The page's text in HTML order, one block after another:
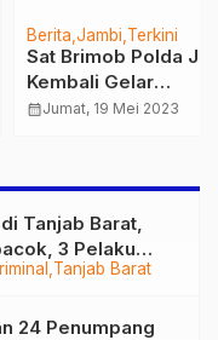
Jambi Terkini
Brimob Polda Jambi
Gelar
Gratis
19 Mei 2023
Tanjab Barat
Tanjab Barat,
3 Pelaku
24 Penumpang